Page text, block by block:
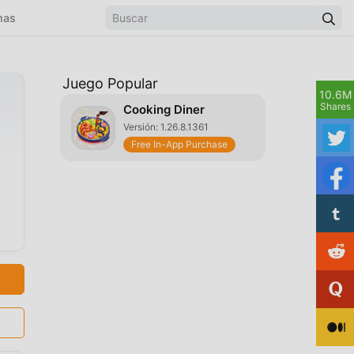
Juego Popular
Cooking Diner
Versión: 1.26.8.1361
Free In-App Purchase
10.6M
Shares